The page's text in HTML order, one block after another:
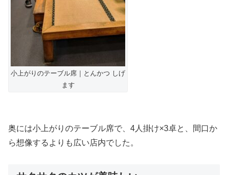
小上がりのテーブル席｜とんかつ しげ
ます
奥には小上がりのテーブル席で、4人掛け×3卓と、間口か
ら想像するよりも広い店内でした。